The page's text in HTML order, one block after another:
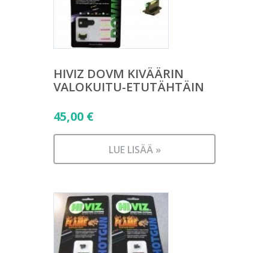
HIVIZ DOVM KIVÄÄRIN
VALOKUITU-ETUTÄHTÄIN
45,00 €
LUE LISÄÄ »